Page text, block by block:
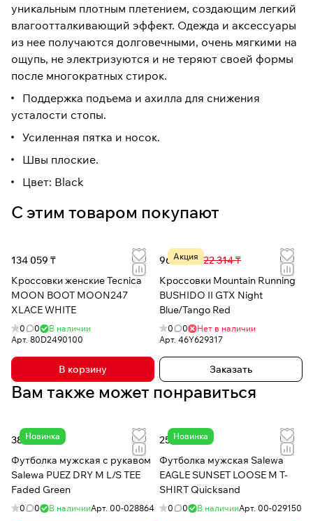
уникальным плотным плетением, создающим легкий
влагоотталкивающий эффект. Одежда и аксессуары
из нее получаются долговечными, очень мягкими на
ощупь, не электризуются и не теряют своей формы
после многократных стирок.
Поддержка подъема и ахилла для снижения
усталости стопы.
Усиленная пятка и носок.
Швы плоские.
Цвет: Black
С этим товаром покупают
134 059 ₸
Кроссовки женские Tecnica
MOON BOOT MOON247
XLACE WHITE
0 0
В наличии
Арт. 80D2490100
В корзину
Акция
96 621 ₸ 122 314 ₸
Кроссовки Mountain Running
BUSHIDO II GTX Night
Blue/Tango Red
0 0
Нет в наличии
Арт. 46Y629317
Заказать
Вам также может понравиться
Новинка
38 411 ₸
Футболка мужская с рукавом
Salewa PUEZ DRY M L/S TEE
Faded Green
0 0 В наличииАрт. 00-028864
Новинка
25 408 ₸
Футболка мужская Salewa
EAGLE SUNSET LOOSE M T-
SHIRT Quicksand
0 0 В наличииАрт. 00-029150